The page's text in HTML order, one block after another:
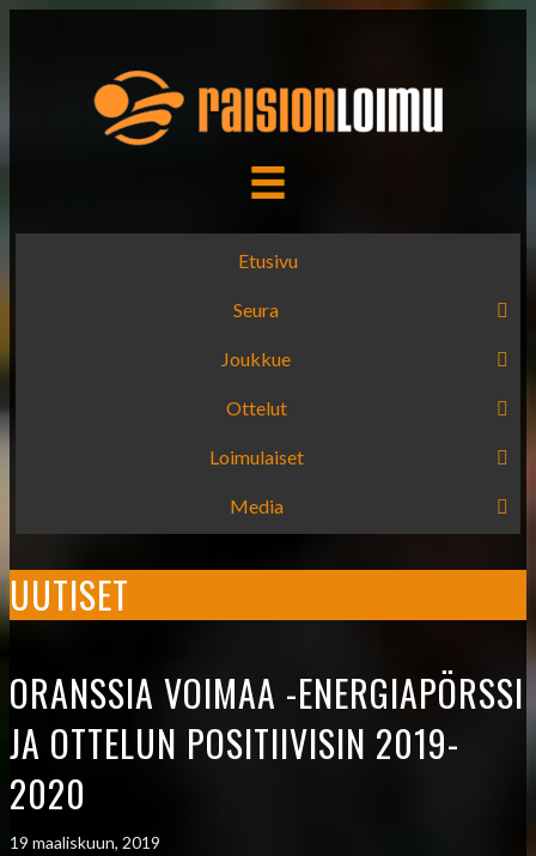
Etusivu
Seura
Joukkue
Ottelut
Loimulaiset
Media
UUTISET
ORANSSIA VOIMAA -ENERGIAPÖRSSI
JA OTTELUN POSITIIVISIN 2019-
2020
19 maaliskuun, 2019